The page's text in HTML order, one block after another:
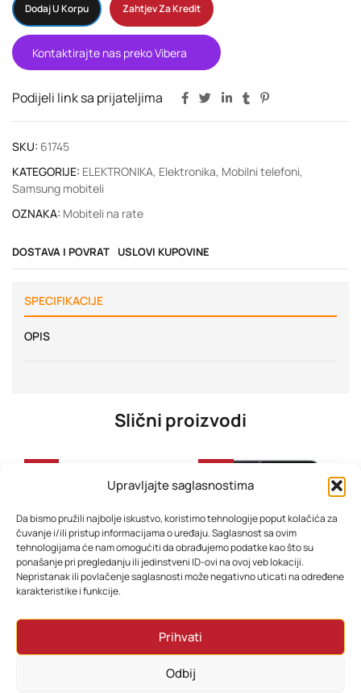
Upravljajte saglasnostima
Da bismo pružili najbolje iskustvo, koristimo tehnologije poput kolačića za
čuvanje i/ili pristup informacijama o uređaju. Saglasnost sa ovim
tehnologijama će nam omogućiti da obrađujemo podatke kao što su
ponašanje pri pregledanju ili jedinstveni ID-ovi na ovoj veb lokaciji.
Nepristanak ili povlačenje saglasnosti može negativno uticati na određene
karakteristike i funkcije.
Prihvati
Odbij
Dodaj U Korpu Zahtjev Za Kredit
Kontaktirajte nas preko Vibera
Podijeli link sa prijateljima
SKU: 61745
KATEGORIJE: ELEKTRONIKA, Elektronika, Mobilni telefoni,
Samsung mobiteli
OZNAKA: Mobiteli na rate
DOSTAVA I POVRAT USLOVI KUPOVINE
SPECIFIKACIJE
OPIS
Slični proizvodi
-33% -45%